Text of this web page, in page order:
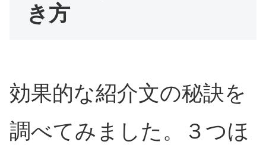
き方
効果的な紹介文の秘訣を
調べてみました。３つほ